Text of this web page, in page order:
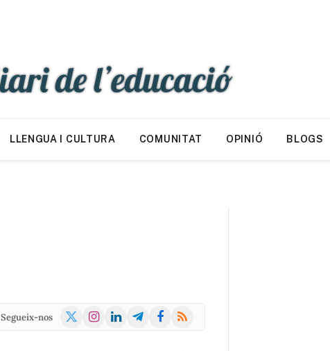
LLENGUA I CULTURA COMUNITAT OPINIÓ BLOGS
Segueix-nos
X
Instagram
LinkedInTelegramFacebook
RSS